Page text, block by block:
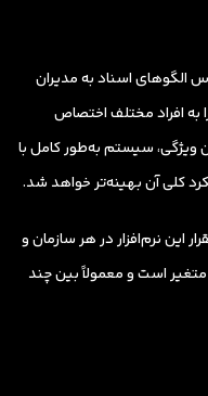
الگوهای اسناد به مدیران
به افراد مختلف اختصاص
ویژگی، سیستم به‌طور کامل با
کلی آن بهینه‌تر خواهد شد.
این نرم‌افزار در هر سازمان و
است و معمولاً بین چند